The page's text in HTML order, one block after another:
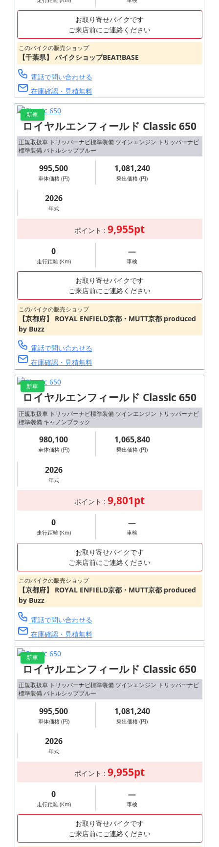
お取り寄せバイクです
ご来店前にご連絡ください
このバイクの販売ショップ
【千葉県】 バイクショップBEAT!BASE
電話で問い合わせる
在庫確認・見積無料
新車
ロイヤルエンフィールド Classic 650
正規取扱車 トリッパーナビ標準装備 ツインエンジン トリッパーナビ
標準装備 バトルシップブルー
995,500
車体価格 (円)
1,081,240
乗出価格 (円)
2026
年式
ポイント : 9,955pt
0
走行距離 (Km)
―
車検
お取り寄せバイクです
ご来店前にご連絡ください
このバイクの販売ショップ
【京都府】 ROYAL ENFIELD京都・MUTT京都 produced
by Buzz
電話で問い合わせる
在庫確認・見積無料
新車
ロイヤルエンフィールド Classic 650
正規取扱車 トリッパーナビ標準装備 ツインエンジン トリッパーナビ
標準装備 キャノンブラック
980,100
車体価格 (円)
1,065,840
乗出価格 (円)
2026
年式
ポイント : 9,801pt
0
走行距離 (Km)
―
車検
お取り寄せバイクです
ご来店前にご連絡ください
このバイクの販売ショップ
【京都府】 ROYAL ENFIELD京都・MUTT京都 produced
by Buzz
電話で問い合わせる
在庫確認・見積無料
新車
ロイヤルエンフィールド Classic 650
正規取扱車 トリッパーナビ標準装備 ツインエンジン トリッパーナビ
標準装備 バトルシップブルー
995,500
車体価格 (円)
1,081,240
乗出価格 (円)
2026
年式
ポイント : 9,955pt
0
走行距離 (Km)
―
車検
お取り寄せバイクです
ご来店前にご連絡ください